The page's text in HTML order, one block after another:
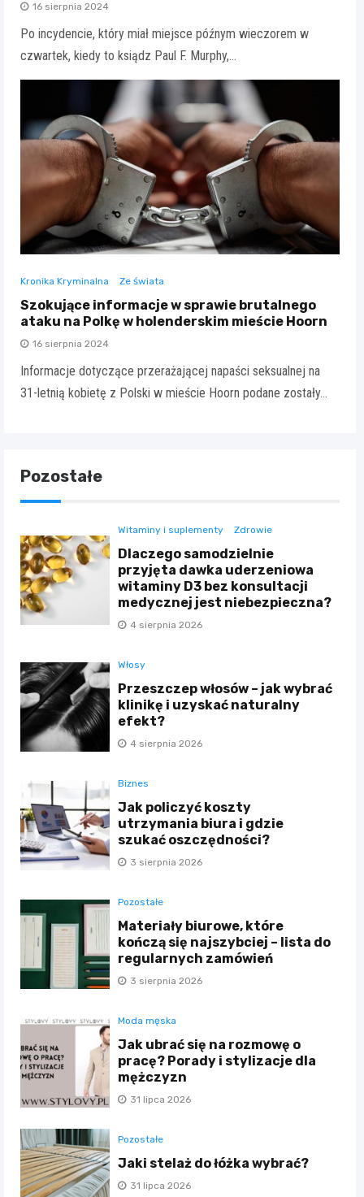
16 sierpnia 2024
Po incydencie, który miał miejsce późnym wieczorem w
czwartek, kiedy to ksiądz Paul F. Murphy,…
Kronika Kryminalna Ze świata
Szokujące informacje w sprawie brutalnego
ataku na Polkę w holenderskim mieście Hoorn
16 sierpnia 2024
Informacje dotyczące przerażającej napaści seksualnej na
31-letnią kobietę z Polski w mieście Hoorn podane zostały…
Pozostałe
Witaminy i suplementy Zdrowie
Dlaczego samodzielnie
przyjęta dawka uderzeniowa
witaminy D3 bez konsultacji
medycznej jest niebezpieczna?
4 sierpnia 2026
Włosy
Przeszczep włosów – jak wybrać
klinikę i uzyskać naturalny
efekt?
4 sierpnia 2026
Biznes
Jak policzyć koszty
utrzymania biura i gdzie
szukać oszczędności?
3 sierpnia 2026
Pozostałe
Materiały biurowe, które
kończą się najszybciej – lista do
regularnych zamówień
3 sierpnia 2026
Moda męska
Jak ubrać się na rozmowę o
pracę? Porady i stylizacje dla
mężczyzn
31 lipca 2026
Pozostałe
Jaki stelaż do łóżka wybrać?
31 lipca 2026